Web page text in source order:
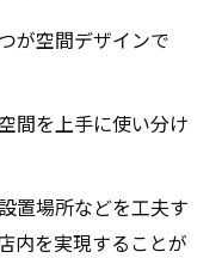
が空間デザインで
間を上手に使い分け
置場所などを工夫す
内を実現することが